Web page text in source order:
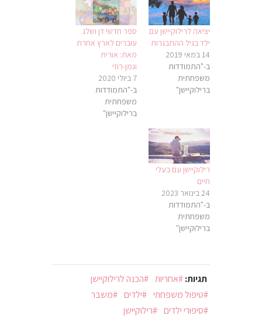
יציאה לרילוקיישן עם
ילד בגיל ההתבגרות
14 במאי 2019
ב-"התמודדות
משפחתית
ברילוקיישן"
ספר חדש! דן ושלג
עוברים לארץ אחרת
מאת: אורית
וגמן-רוזי
7 ביולי 2020
ב-"התמודדות
משפחתית
ברילוקיישן"
רילוקיישן עם בעלי
חיים
24 בינואר 2023
ב-"התמודדות
משפחתית
ברילוקיישן"
תגיות: אחריות
הכנה לרילוקיישן
טיפול משפחתי
ילדים
משבר
סיפורי ילדים
רילוקיישן